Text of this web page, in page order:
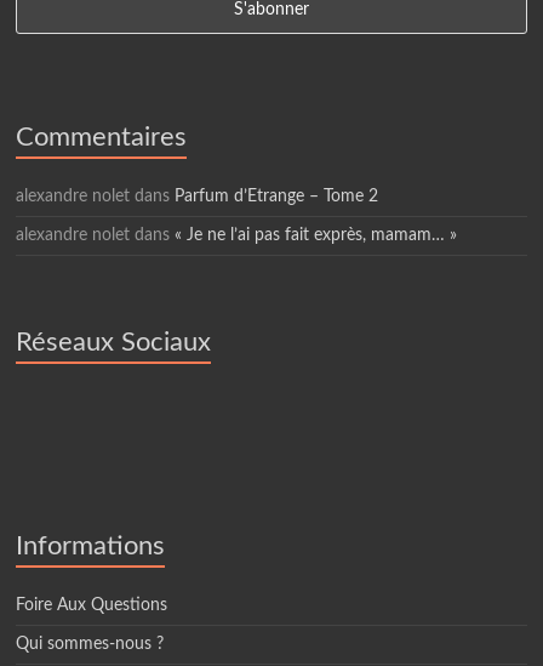
Commentaires
alexandre nolet dans Parfum d’Etrange – Tome 2
alexandre nolet dans « Je ne l’ai pas fait exprès, mamam… »
Réseaux Sociaux
Informations
Foire Aux Questions
Qui sommes-nous ?